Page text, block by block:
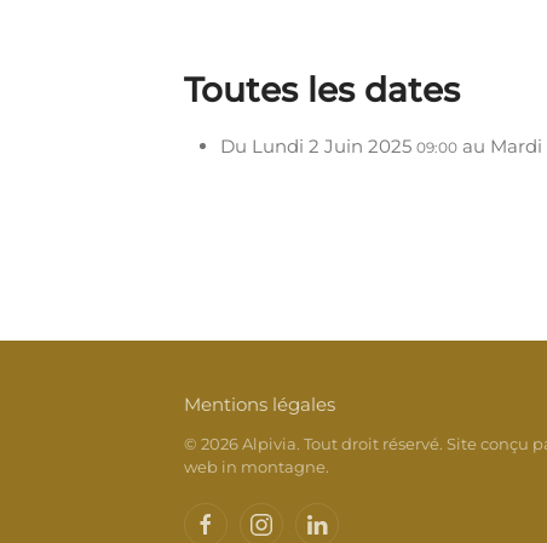
Toutes les dates
Du Lundi 2 Juin 2025 09:00 au Mardi
Mentions légales
© 2026Alpivia. Tout droit réservé. Site conçu
web in montagne.